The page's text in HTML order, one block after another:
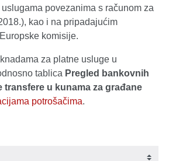
povezanima s računom za
kao i na pripadajućim
komisije.
za platne usluge u
tablica Pregled bankovnih
transfere u kunama za građane
potrošačima.